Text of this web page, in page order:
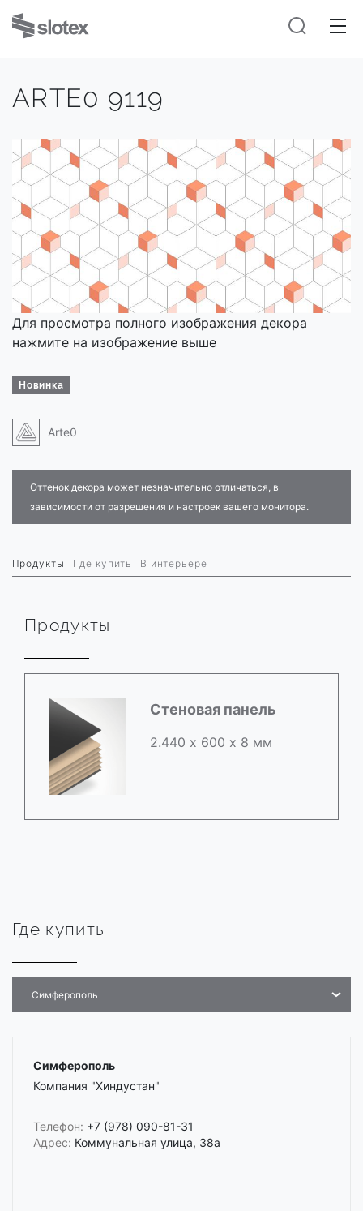
ARTE0 9119
Для просмотра полного изображения декора
нажмите на изображение выше
Новинка
Arte0
Оттенок декора может незначительно отличаться, в
зависимости от разрешения и настроек вашего монитора.
Продукты Где купить В интерьере
Продукты
Стеновая панель
2.440 х 600 х 8 мм
Где купить
Симферополь
Симферополь
Компания "Хиндустан"
Телефон: +7 (978) 090-81-31
Адрес: Коммунальная улица, 38а